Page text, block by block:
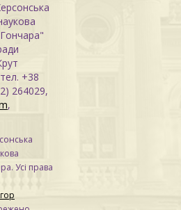
Гончара"
+38
264029,
,
Усі права